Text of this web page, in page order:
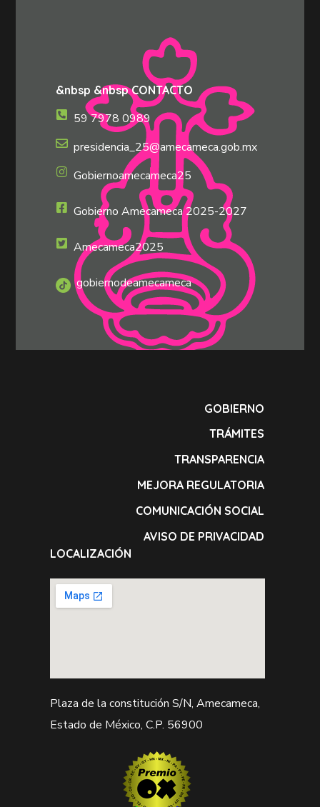
&nbsp &nbsp CONTACTO
59 7978 0989
presidencia_25@amecameca.gob.mx
Gobiernoamecameca25
Gobierno Amecameca 2025-2027
Amecameca2025
gobiernodeamecameca
GOBIERNO
TRÁMITES
TRANSPARENCIA
MEJORA REGULATORIA
COMUNICACIÓN SOCIAL
AVISO DE PRIVACIDAD
LOCALIZACIÓN
Plaza de la constitución S/N, Amecameca,
Estado de México, C.P. 56900